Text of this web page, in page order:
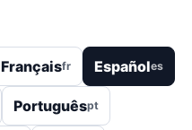
Françaisfr Españoles
Portuguêspt